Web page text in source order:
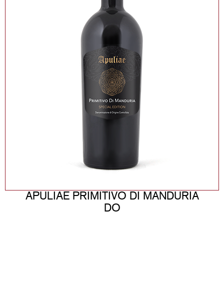
APULIAE PRIMITIVO DI MANDURIA
DO